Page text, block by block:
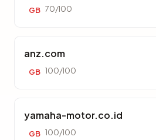
GB 70/100
anz.com
GB 100/100
yamaha-motor.co.id
GB 100/100